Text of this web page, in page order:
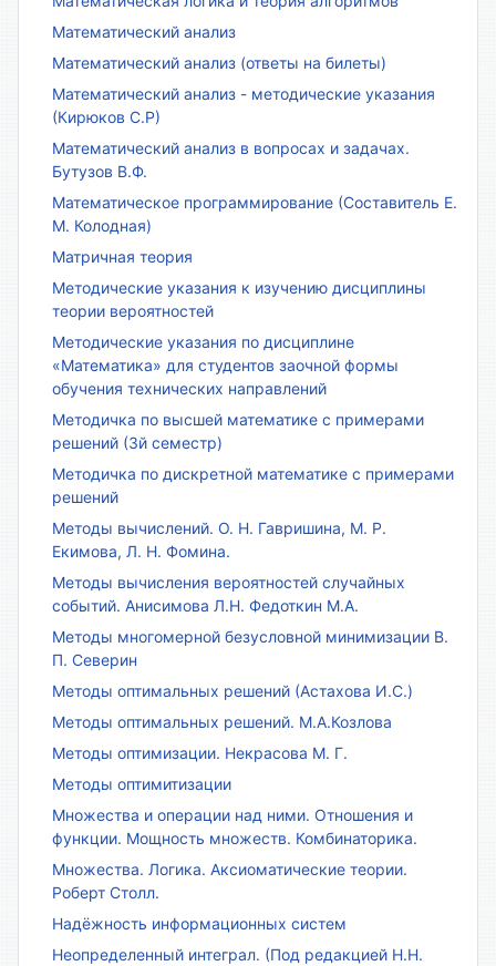
Математический анализ
Математический анализ (ответы на билеты)
Математический анализ - методические указания
(Кирюков С.Р)
Математический анализ в вопросах и задачах.
Бутузов В.Ф.
Математическое программирование (Составитель Е.
М. Колодная)
Матричная теория
Методические указания к изучению дисциплины
теории вероятностей
Методические указания по дисциплине
«Математика» для студентов заочной формы
обучения технических направлений
Методичка по высшей математике с примерами
решений (3й семестр)
Методичка по дискретной математике с примерами
решений
Методы вычислений. О. Н. Гавришина, М. Р.
Екимова, Л. Н. Фомина.
Методы вычисления вероятностей случайных
событий. Анисимова Л.Н. Федоткин М.А.
Методы многомерной безусловной минимизации В.
П. Северин
Методы оптимальных решений (Астахова И.С.)
Методы оптимальных решений. М.А.Козлова
Методы оптимизации. Некрасова М. Г.
Методы оптимитизации
Множества и операции над ними. Отношения и
функции. Мощность множеств. Комбинаторика.
Множества. Логика. Аксиоматические теории.
Роберт Столл.
Надёжность информационных систем
Неопределенный интеграл. (Под редакцией Н.Н.